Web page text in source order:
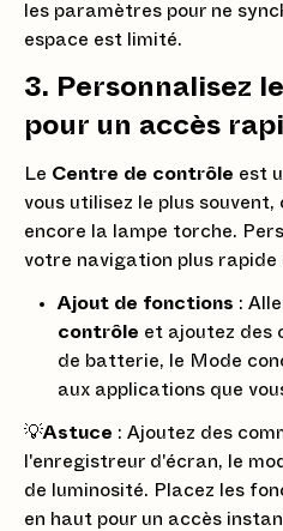
les paramètres pour ne
espace est limité.
3. Personnalisez
pour un accès
Le Centre de contrôle est
vous utilisez le plus souvent,
encore la lampe torche.
votre navigation plus rapide
Ajout de fonctions :
contrôle et ajoutez des
de batterie, le Mode
aux applications que
💡Astuce : Ajoutez des
l'enregistreur d'écran, le
de luminosité. Placez les
en haut pour un accès